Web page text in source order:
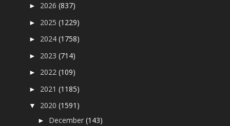
► 2026(837)
► 2025(1229)
► 2024(1758)
► 2023(714)
► 2022(109)
► 2021(1185)
▼ 2020(1591)
► December(143)